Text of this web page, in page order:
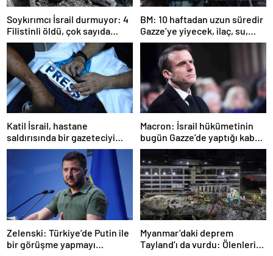
Soykırımcı İsrail durmuyor: 4
Filistinli öldü, çok sayıda
yaralı var
BM: 10 haftadan uzun süredir
Gazze’ye yiyecek, ilaç, su,
çadır girmedi
Katil İsrail, hastane
saldırısında bir gazeteciyi
öldürdüğünü itiraf etti
Macron: İsrail hükümetinin
bugün Gazze’de yaptığı kabul
edilemez
Zelenski: Türkiye’de Putin ile
bir görüşme yapmayı
Myanmar’daki deprem
Tayland’ı da vurdu: Ölenlerin